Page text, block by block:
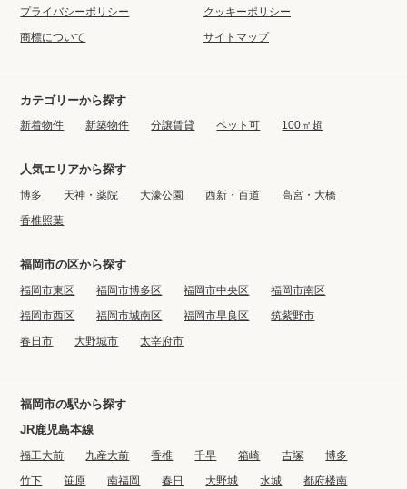
プライバシーポリシー
クッキーポリシー
商標について
サイトマップ
カテゴリーから探す
新着物件 新築物件 分譲賃貸 ペット可 100㎡超
人気エリアから探す
博多 天神・薬院 大濠公園 西新・百道
高宮・大橋
香椎照葉
福岡市の区から探す
福岡市東区 福岡市博多区 福岡市中央区
福岡市南区
福岡市西区
福岡市城南区 福岡市早良区
筑紫野市
春日市
大野城市 太宰府市
福岡市の駅から探す
JR鹿児島本線
福工大前 九産大前 香椎 千早 箱崎 吉塚
博多
竹下
笹原 南福岡 春日 大野城 水城
都府楼南